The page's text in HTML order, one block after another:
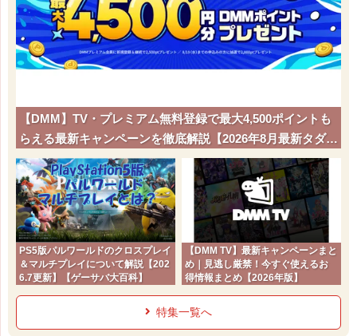
【DMM】TV・プレミアム無料登録で最大4,500ポイントも
らえる最新キャンペーンを徹底解説【2026年8月最新タダポ
チ】
PS5版パルワールドのクロスプレイ
＆マルチプレイについて解説【202
6.7更新】【ゲーサバ大百科】
【DMM TV】最新キャンペーンまと
め｜見逃し厳禁！今すぐ使えるお
得情報まとめ【2026年版】
特集一覧へ